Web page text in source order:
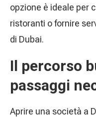
opzione è ideale per
ristoranti o fornire
di Dubai.
Il percorso
passaggi
Aprire una società a